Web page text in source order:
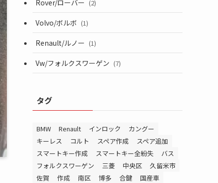
Rover/ローバー (2)
Volvo/ボルボ (1)
Renault/ルノー (1)
Vw/フォルクスワーゲン (7)
タグ
BMW Renault インロック
カングー
キーレス
コルト スペア作成
スペア追加
スマートキー作成
スマートキー全紛失
バス
フォルクスワーゲン
三菱 中央区
久留米市
佐賀
作成 南区 博多 合鍵
国産車